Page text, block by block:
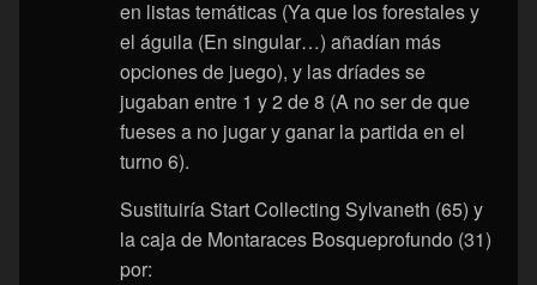
en listas temáticas (Ya que los forestales y
el águila (En singular…) añadían más
opciones de juego), y las dríades se
jugaban entre 1 y 2 de 8 (A no ser de que
fueses a no jugar y ganar la partida en el
turno 6).
Sustituiría Start Collecting Sylvaneth (65) y
la caja de Montaraces Bosqueprofundo (31)
por: